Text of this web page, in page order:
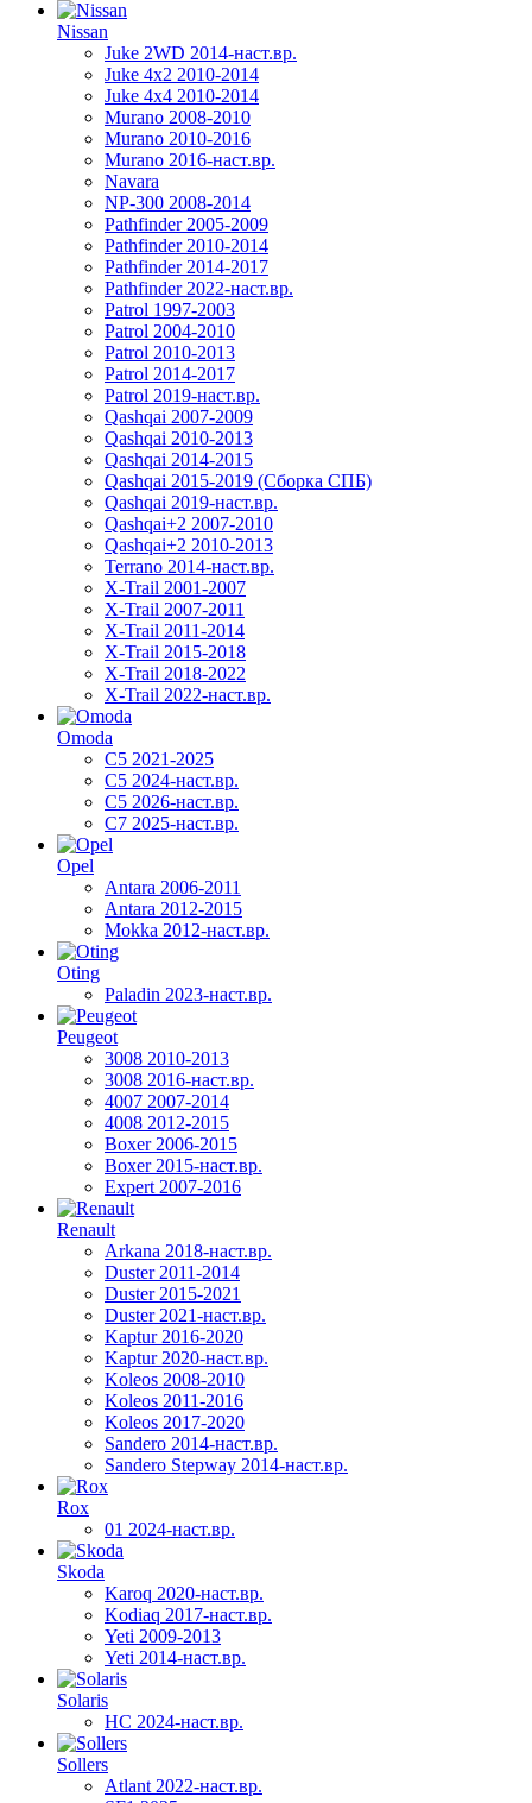
Nissan
Juke 2WD 2014-наст.вр.
Juke 4x2 2010-2014
Juke 4x4 2010-2014
Murano 2008-2010
Murano 2010-2016
Murano 2016-наст.вр.
Navara
NP-300 2008-2014
Pathfinder 2005-2009
Pathfinder 2010-2014
Pathfinder 2014-2017
Pathfinder 2022-наст.вр.
Patrol 1997-2003
Patrol 2004-2010
Patrol 2010-2013
Patrol 2014-2017
Patrol 2019-наст.вр.
Qashqai 2007-2009
Qashqai 2010-2013
Qashqai 2014-2015
Qashqai 2015-2019 (Сборка СПБ)
Qashqai 2019-наст.вр.
Qashqai+2 2007-2010
Qashqai+2 2010-2013
Terrano 2014-наст.вр.
X-Trail 2001-2007
X-Trail 2007-2011
X-Trail 2011-2014
X-Trail 2015-2018
X-Trail 2018-2022
X-Trail 2022-наст.вр.
Omoda
C5 2021-2025
C5 2024-наст.вр.
C5 2026-наст.вр.
C7 2025-наст.вр.
Opel
Antara 2006-2011
Antara 2012-2015
Mokka 2012-наст.вр.
Oting
Paladin 2023-наст.вр.
Peugeot
3008 2010-2013
3008 2016-наст.вр.
4007 2007-2014
4008 2012-2015
Boxer 2006-2015
Boxer 2015-наст.вр.
Expert 2007-2016
Renault
Arkana 2018-наст.вр.
Duster 2011-2014
Duster 2015-2021
Duster 2021-наст.вр.
Kaptur 2016-2020
Kaptur 2020-наст.вр.
Koleos 2008-2010
Koleos 2011-2016
Koleos 2017-2020
Sandero 2014-наст.вр.
Sandero Stepway 2014-наст.вр.
Rox
01 2024-наст.вр.
Skoda
Karoq 2020-наст.вр.
Kodiaq 2017-наст.вр.
Yeti 2009-2013
Yeti 2014-наст.вр.
Solaris
HC 2024-наст.вр.
Sollers
Atlant 2022-наст.вр.